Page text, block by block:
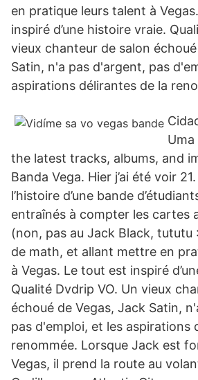
en pratique leurs talent à
inspiré d’une histoire vraie.
vieux chanteur de salon
Satin, n'a pas d'argent, pas
aspirations délirantes de la
the latest tracks, albums, and
Banda Vega. Hier j’ai été voir
l’histoire d’une bande
entraînés à compter les cartes
(non, pas au Jack Black, tututu
de math, et allant mettre en
à Vegas. Le tout est inspiré
Qualité Dvdrip VO. Un vieux
échoué de Vegas, Jack Satin,
pas d'emploi, et les aspirations
renommée. Lorsque Jack est
Vegas, il prend la route au